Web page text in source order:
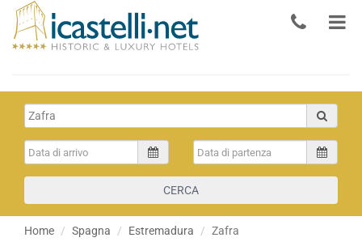
CERCA
Home Spagna Estremadura Zafra